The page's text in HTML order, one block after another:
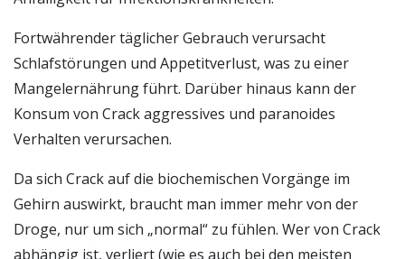
Fortwährender täglicher Gebrauch verursacht
Schlafstörungen und Appetitverlust, was zu einer
Mangelernährung führt. Darüber hinaus kann der
Konsum von Crack aggressives und paranoides
Verhalten verursachen.
Da sich Crack auf die biochemischen Vorgänge im
Gehirn auswirkt, braucht man immer mehr von der
Droge, nur um sich „normal“ zu fühlen. Wer von Crack
abhängig ist, verliert (wie es auch bei den meisten